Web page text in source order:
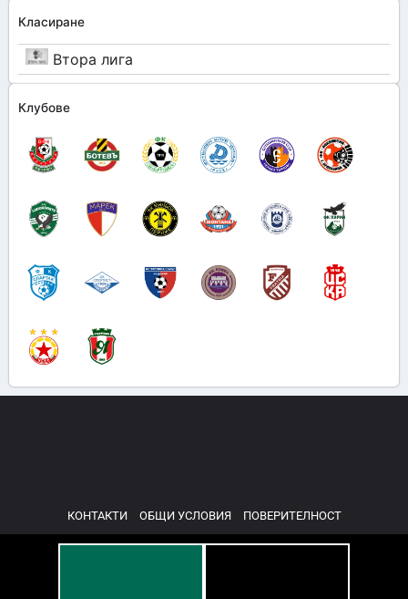
Класиране
Втора лига
Клубове
КОНТАКТИ ОБЩИ УСЛОВИЯ ПОВЕРИТЕЛНОСТ